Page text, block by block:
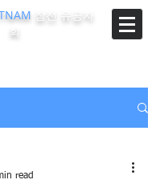
참전 유공자
회
read